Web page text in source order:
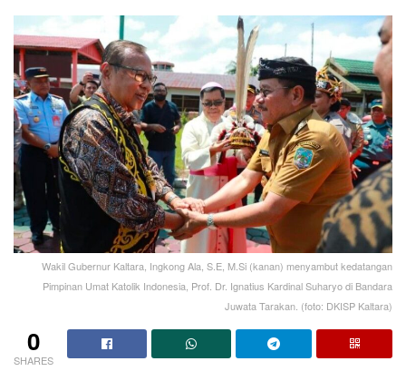
Wakil Gubernur Kaltara, Ingkong Ala, S.E, M.Si (kanan) menyambut kedatangan
Pimpinan Umat Katolik Indonesia, Prof. Dr. Ignatius Kardinal Suharyo di Bandara
Juwata Tarakan. (foto: DKISP Kaltara)
0
SHARES